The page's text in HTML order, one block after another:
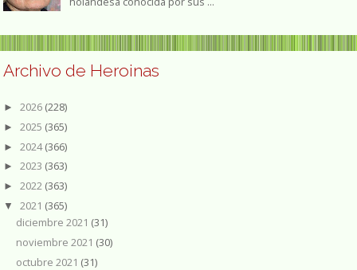
Archivo de Heroinas
► 2026 (228)
► 2025 (365)
► 2024(366)
► 2023 (363)
► 2022 (363)
▼ 2021 (365)
diciembre 2021 (31)
noviembre 2021 (30)
octubre 2021 (31)